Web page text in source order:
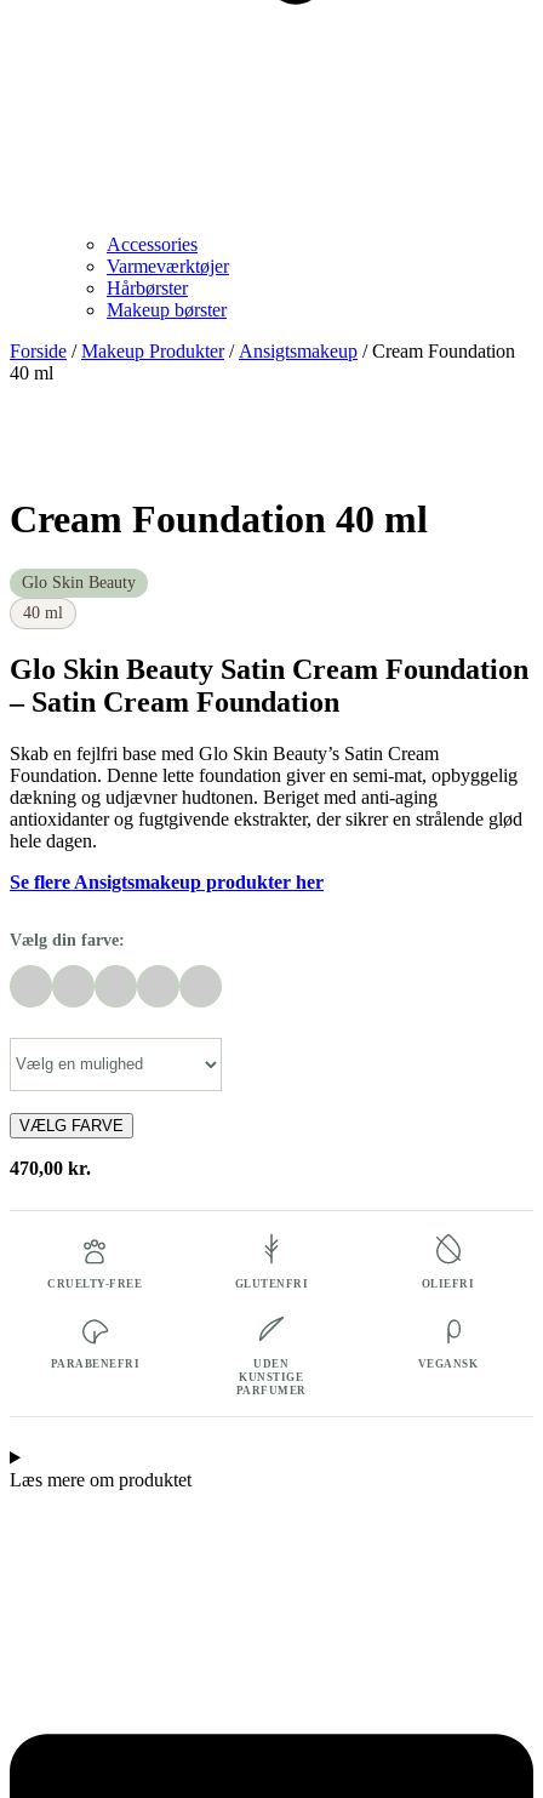
Accessories
Varmeværktøjer
Hårbørster
Makeup børster
Forside /Makeup Produkter/ Ansigtsmakeup / Cream Foundation
40 ml
Cream Foundation 40 ml
Glo Skin Beauty
40 ml
Glo Skin Beauty Satin Cream Foundation
– Satin Cream Foundation
Skab en fejlfri base med Glo Skin Beauty’s Satin Cream
Foundation. Denne lette foundation giver en semi-mat, opbyggelig
dækning og udjævner hudtonen. Beriget med anti-aging
antioxidanter og fugtgivende ekstrakter, der sikrer en strålende glød
hele dagen.
Se flere Ansigtsmakeup produkter her
Vælg din farve:
Cream
Foundation
40
antal
VÆLG FARVE
470,00 kr.
CRUELTY-FREE GLUTENFRI OLIEFRI
PARABENEFRI
UDEN
KUNSTIGE
PARFUMER
VEGANSK
Læs mere om produktet